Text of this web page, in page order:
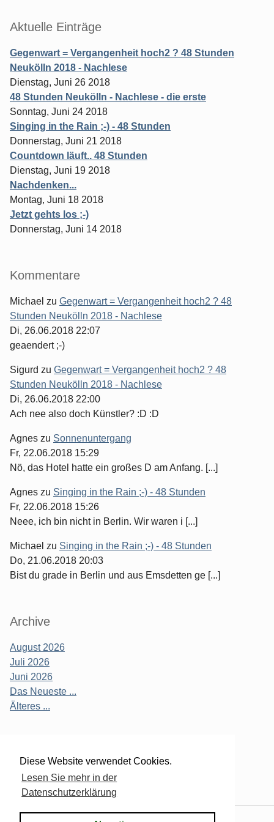
Diese Website verwendet Cookies.
Lesen Sie mehr in der
Datenschutzerklärung
Aktuelle Einträge
Gegenwart = Vergangenheit hoch2 ? 48 Stunden
Neukölln 2018 - Nachlese
Dienstag, Juni 26 2018
48 Stunden Neukölln - Nachlese - die erste
Sonntag, Juni 24 2018
Singing in the Rain ;-) - 48 Stunden
Donnerstag, Juni 21 2018
Countdown läuft.. 48 Stunden
Dienstag, Juni 19 2018
Nachdenken...
Montag, Juni 18 2018
Jetzt gehts los ;-)
Donnerstag, Juni 14 2018
Kommentare
Michael zu Gegenwart = Vergangenheit hoch2 ? 48
Stunden Neukölln 2018 - Nachlese
Di, 26.06.2018 22:07
geaendert ;-)
Sigurd zu Gegenwart = Vergangenheit hoch2 ? 48
Stunden Neukölln 2018 - Nachlese
Di, 26.06.2018 22:00
Ach nee also doch Künstler? :D :D
Agnes zu Sonnenuntergang
Fr, 22.06.2018 15:29
Nö, das Hotel hatte ein großes D am Anfang. [...]
Agnes zu Singing in the Rain ;-) - 48 Stunden
Fr, 22.06.2018 15:26
Neee, ich bin nicht in Berlin. Wir waren i [...]
Michael zu Singing in the Rain ;-) - 48 Stunden
Do, 21.06.2018 20:03
Bist du grade in Berlin und aus Emsdetten ge [...]
Archive
August 2026
Juli 2026
Juni 2026
Das Neueste ...
Älteres ...
Login
& the 2k11